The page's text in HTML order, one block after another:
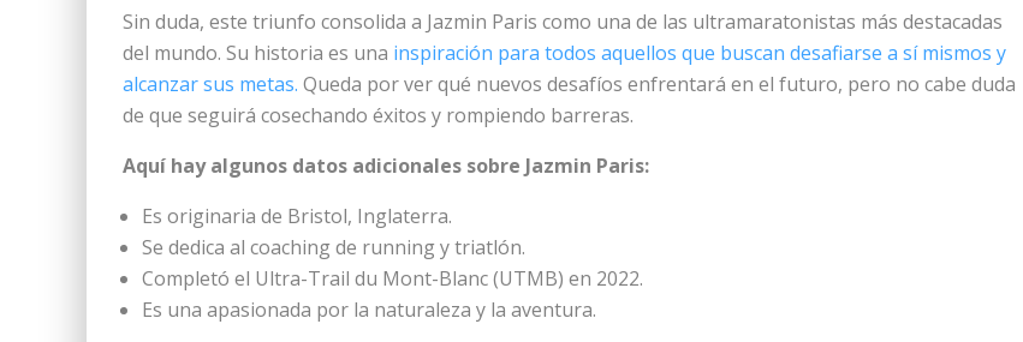
Sin duda, este triunfo consolida a Jazmin Paris como una de las ultramaratonistas más destacadas
del mundo. Su historia es una inspiración para todos aquellos que buscan desafiarse a sí mismos y
alcanzar sus metas. Queda por ver qué nuevos desafíos enfrentará en el futuro, pero no cabe duda
de que seguirá cosechando éxitos y rompiendo barreras.
Aquí hay algunos datos adicionales sobre Jazmin Paris:
Es originaria de Bristol, Inglaterra.
Se dedica al coaching de running y triatlón.
Completó el Ultra-Trail du Mont-Blanc (UTMB) en 2022.
Es una apasionada por la naturaleza y la aventura.